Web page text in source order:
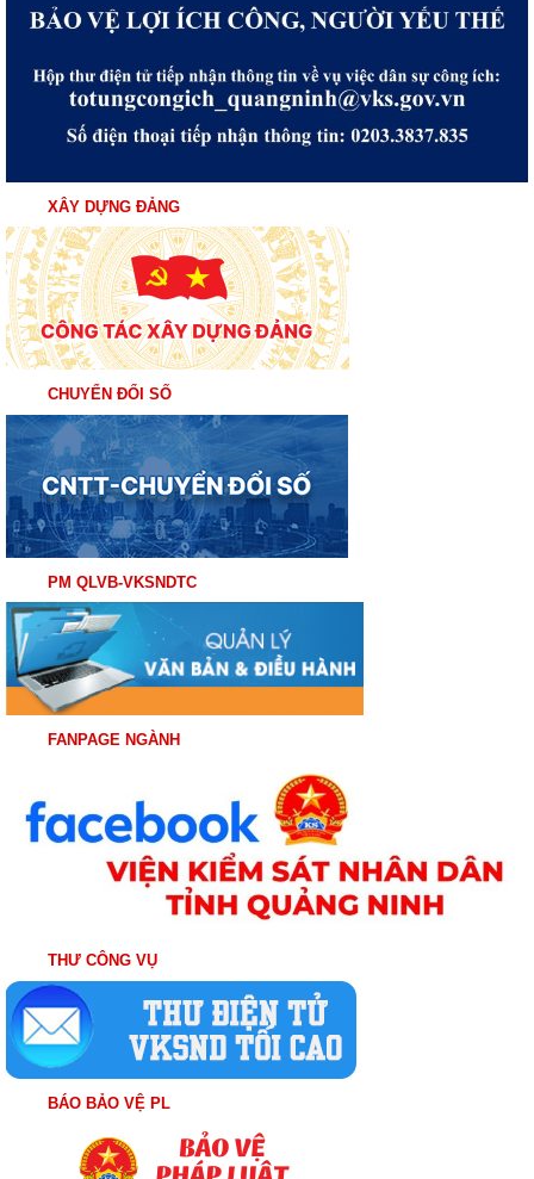
XÂY DỰNG ĐẢNG
CHUYỂN ĐỔI SỐ
PM QLVB-VKSNDTC
FANPAGE NGÀNH
THƯ CÔNG VỤ
BÁO BẢO VỆ PL